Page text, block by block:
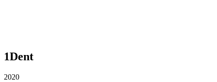
1Dent
2020